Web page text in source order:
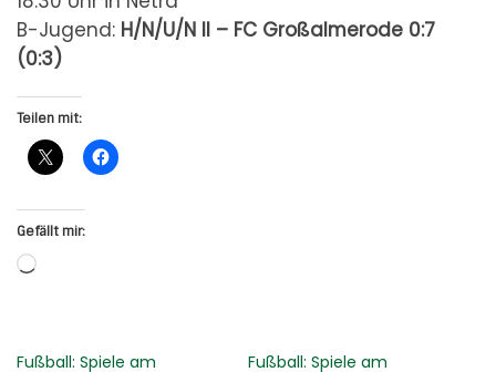
B-Jugend: H/N/U/N II – FC Großalmerode 0:7
(0:3)
Teilen mit:
Gefällt mir:
Wird geladen …
Fußball: Spiele am
Fußball: Spiele am